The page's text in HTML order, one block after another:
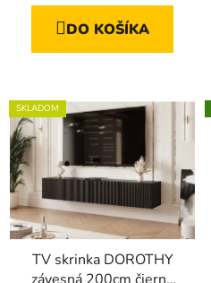
je
5,0
z
hviezdičiek.
DO KOŠÍKA
SKLADOM
TV skrinka DOROTHY